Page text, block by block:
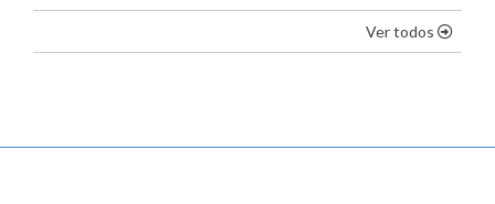
Ver todos os